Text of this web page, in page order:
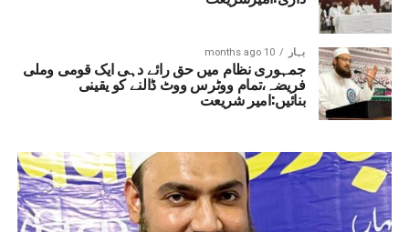
بہار 10 months ago
جمہوری نظام میں حق رائے دہی ایک قومی وملی
فریضہ،تمام ووٹرس ووٹ ڈالنے کو یقینی
بنائیں:امیر شریعت